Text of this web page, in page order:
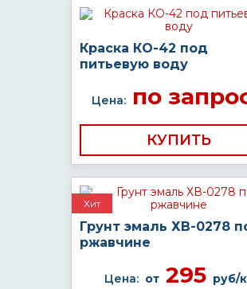
Краска КО-42 под
питьевую воду
Цена:по
КУПИТЬ
Хит
Грунт эмаль ХВ-0278
ржавчине
Цена: от295 руб/